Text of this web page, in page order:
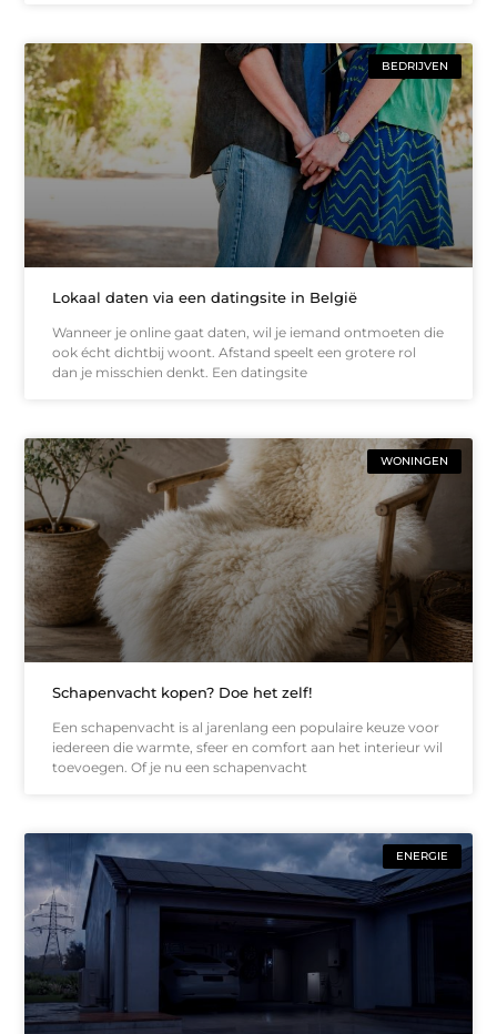
BEDRIJVEN
Lokaal daten via een datingsite in België
Wanneer je online gaat daten, wil je iemand ontmoeten die
ook écht dichtbij woont. Afstand speelt een grotere rol
dan je misschien denkt. Een datingsite
WONINGEN
Schapenvacht kopen? Doe het zelf!
Een schapenvacht is al jarenlang een populaire keuze voor
iedereen die warmte, sfeer en comfort aan het interieur wil
toevoegen. Of je nu een schapenvacht
ENERGIE